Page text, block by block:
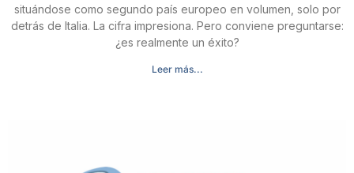
situándose como segundo país europeo en volumen, solo por
detrás de Italia. La cifra impresiona. Pero conviene preguntarse:
¿es realmente un éxito?
Leer más...